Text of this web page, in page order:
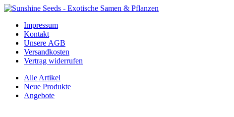
Impressum
Kontakt
Unsere AGB
Versandkosten
Vertrag widerrufen
Alle Artikel
Neue Produkte
Angebote